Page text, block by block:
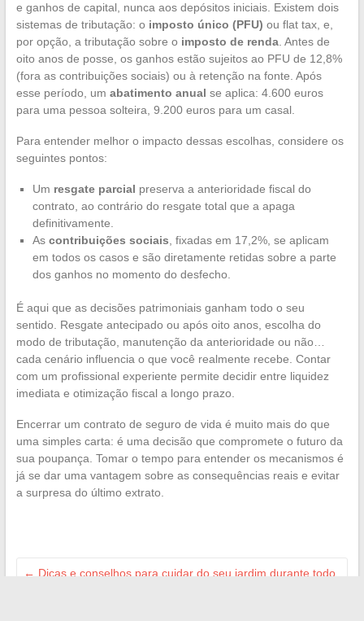
e ganhos de capital, nunca aos depósitos iniciais. Existem dois
sistemas de tributação: o imposto único (PFU) ou flat tax, e,
por opção, a tributação sobre o imposto de renda. Antes de
oito anos de posse, os ganhos estão sujeitos ao PFU de 12,8%
(fora as contribuições sociais) ou à retenção na fonte. Após
esse período, um abatimento anual se aplica: 4.600 euros
para uma pessoa solteira, 9.200 euros para um casal.
Para entender melhor o impacto dessas escolhas, considere os
seguintes pontos:
Um resgate parcial preserva a anterioridade fiscal do
contrato, ao contrário do resgate total que a apaga
definitivamente.
As contribuições sociais , fixadas em 17,2%, se aplicam
em todos os casos e são diretamente retidas sobre a parte
dos ganhos no momento do desfecho.
É aqui que as decisões patrimoniais ganham todo o seu
sentido. Resgate antecipado ou após oito anos, escolha do
modo de tributação, manutenção da anterioridade ou não…
cada cenário influencia o que você realmente recebe. Contar
com um profissional experiente permite decidir entre liquidez
imediata e otimização fiscal a longo prazo.
Encerrar um contrato de seguro de vida é muito mais do que
uma simples carta: é uma decisão que compromete o futuro da
sua poupança. Tomar o tempo para entender os mecanismos é
já se dar uma vantagem sobre as consequências reais e evitar
a surpresa do último extrato.
← Dicas e conselhos para cuidar do seu jardim durante todo